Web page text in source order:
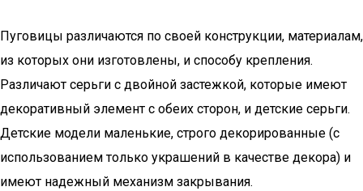
Пуговицы различаются по своей конструкции, материалам,
из которых они изготовлены, и способу крепления.
Различают серьги с двойной застежкой, которые имеют
декоративный элемент с обеих сторон, и детские серьги.
Детские модели маленькие, строго декорированные (с
использованием только украшений в качестве декора) и
имеют надежный механизм закрывания.